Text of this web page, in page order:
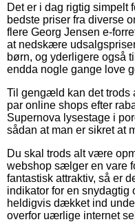
Det er i dag rigtig simpelt
bedste priser fra diverse
flere Georg Jensen e-
at nedskære
børn, og yderligere også
endda nogle gange love
Til gengæld kan det trods
par online shops efter
Supernova lysestage i
sådan at man er sikret at
Du skal trods alt være
webshop sælger en vare
fantastisk attraktiv, så er
indikator for en snydagtig
heldigvis dækket ind
overfor uærlige internet